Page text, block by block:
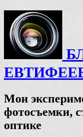
Мои
фотосъемки,
оптике